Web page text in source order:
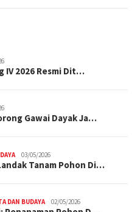
IV 2026 Resmi Dit…
Gawai Dayak Ja…
03/05/2026
Tanam Pohon Di…
DAN BUDAYA 02/05/2026